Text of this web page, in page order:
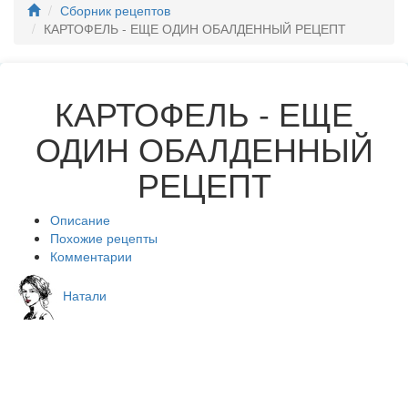
Сборник рецептов
КАРТОФЕЛЬ - ЕЩЕ ОДИН ОБАЛДЕННЫЙ РЕЦЕПТ
КАРТОФЕЛЬ - ЕЩЕ
ОДИН ОБАЛДЕННЫЙ
РЕЦЕПТ
Описание
Похожие рецепты
Комментарии
Натали